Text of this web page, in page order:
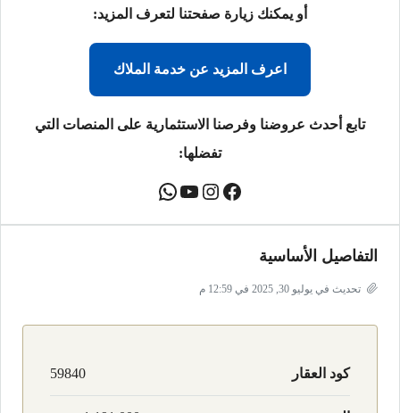
أو يمكنك زيارة صفحتنا لتعرف المزيد:
اعرف المزيد عن خدمة الملاك
تابع أحدث عروضنا وفرصنا الاستثمارية على المنصات التي
تفضلها:
التفاصيل الأساسية
تحديث في يوليو 30, 2025 في 12:59 م
كود العقار 59840